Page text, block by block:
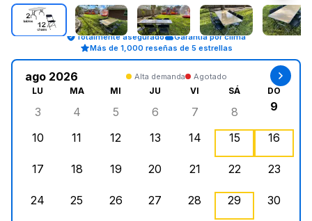
Totalmente asegurado
Garantía por clima
Más de 1,000 reseñas de 5 estrellas
ago 2026 Alta demanda Agotado
LU MA MI JU VI SÁ DO
lunes, agosto 3, 2026
3
martes, agosto 4, 2026
4
miércoles, agosto 5, 2026
5
jueves, agosto 6, 2026
6
viernes, agosto 7,
7
sábado,
8 9
10
11
12
13
14
15
16
17
18
19
20
21
22
23
24
25
26
27
28
29
30